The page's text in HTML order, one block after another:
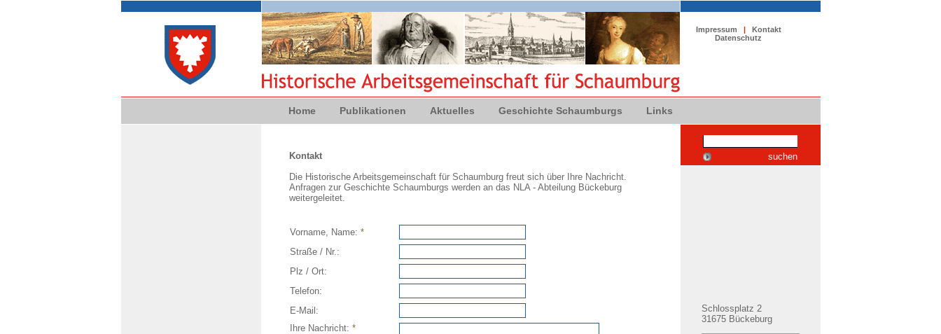
Impressum |
Kontakt
Datenschutz
Home Publikationen Aktuelles Geschichte Schaumburgs Links
Kontakt
Die Historische Arbeitsgemeinschaft für Schaumburg freut sich über Ihre Nachricht.
Anfragen zur Geschichte Schaumburgs werden an das NLA - Abteilung Bückeburg
weitergeleitet.
Vorname, Name: *
Straße / Nr.:
Plz / Ort:
Telefon:
E-Mail:
Ihre Nachricht: *
suchen
Schlossplatz 2
31675 Bückeburg